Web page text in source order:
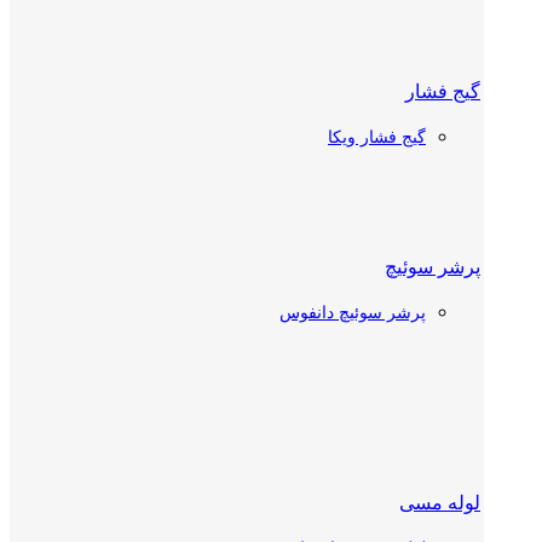
چک ولو
گیج فشار
گیج فشار ویکا
پرشر سوئیچ
پرشر سوئیچ دانفوس
لوله مسی